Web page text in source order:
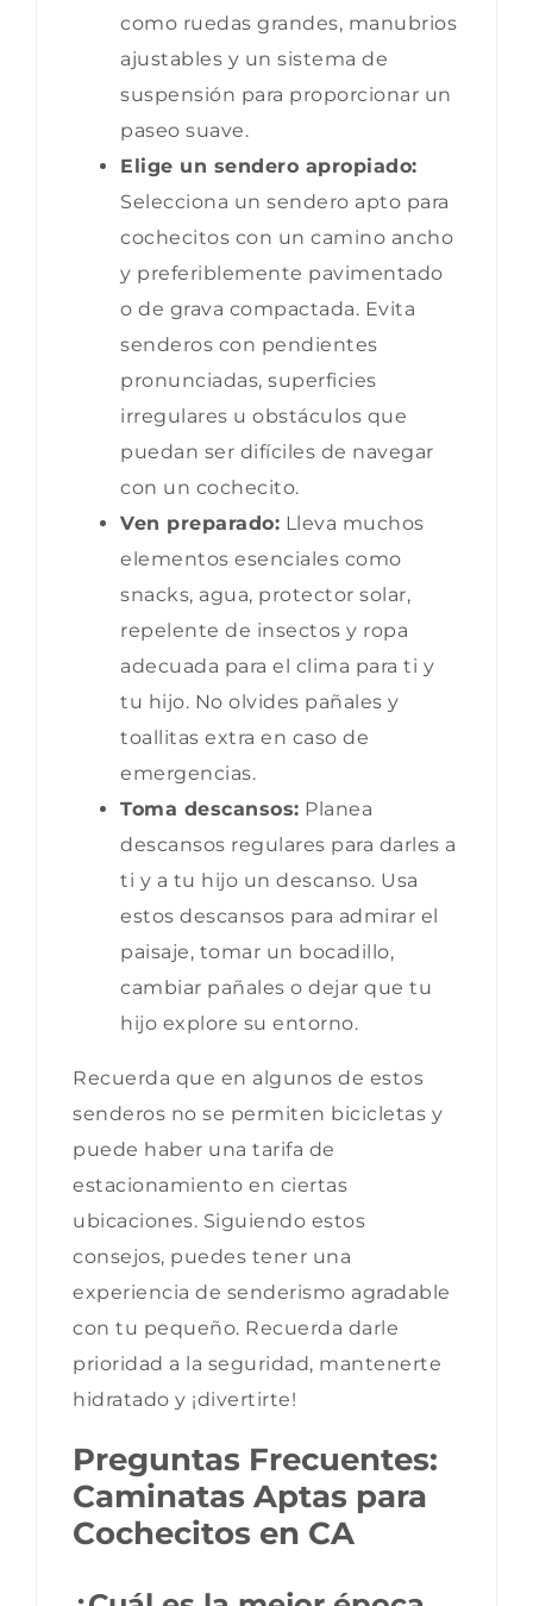
como ruedas grandes, manubrios
ajustables y un sistema de
suspensión para proporcionar un
paseo suave.
Elige un sendero apropiado:
Selecciona un sendero apto para
cochecitos con un camino ancho
y preferiblemente pavimentado
o de grava compactada. Evita
senderos con pendientes
pronunciadas, superficies
irregulares u obstáculos que
puedan ser difíciles de navegar
con un cochecito.
Ven preparado: Lleva muchos
elementos esenciales como
snacks, agua, protector solar,
repelente de insectos y ropa
adecuada para el clima para ti y
tu hijo. No olvides pañales y
toallitas extra en caso de
emergencias.
Toma descansos: Planea
descansos regulares para darles a
ti y a tu hijo un descanso. Usa
estos descansos para admirar el
paisaje, tomar un bocadillo,
cambiar pañales o dejar que tu
hijo explore su entorno.
Recuerda que en algunos de estos
senderos no se permiten bicicletas y
puede haber una tarifa de
estacionamiento en ciertas
ubicaciones. Siguiendo estos
consejos, puedes tener una
experiencia de senderismo agradable
con tu pequeño. Recuerda darle
prioridad a la seguridad, mantenerte
hidratado y ¡divertirte!
Preguntas Frecuentes:
Caminatas Aptas para
Cochecitos en CA